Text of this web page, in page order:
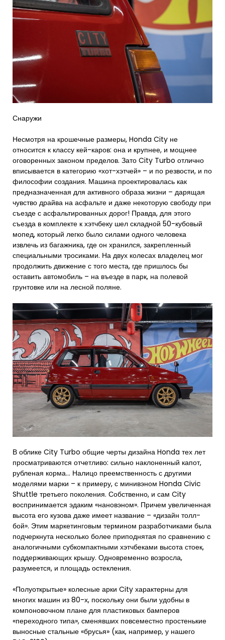
Снаружи
Несмотря на крошечные размеры, Honda City не
относится к классу кей-каров: она и крупнее, и мощнее
оговоренных законом пределов. Зато City Turbo отлично
вписывается в категорию «хот-хэтчей» – и по резвости, и по
философии создания. Машина проектировалась как
предназначенная для активного образа жизни – дарящая
чувство драйва на асфальте и даже некоторую свободу при
съезде с асфальтированных дорог! Правда, для этого
съезда в комплекте к хэтчбеку шел складной 50-кубовый
мопед, который легко было силами одного человека
извлечь из багажника, где он хранился, закрепленный
специальными тросиками. На двух колесах владелец мог
продолжить движение с того места, где пришлось бы
оставить автомобиль – на въезде в парк, на полевой
грунтовке или на лесной поляне.
В облике City Turbo общие черты дизайна Honda тех лет
просматриваются отчетливо: сильно наклоненный капот,
рубленая корма… Налицо преемственность с другими
моделями марки – к примеру, с минивэном Honda Civic
Shuttle третьего поколения. Собственно, и сам City
воспринимается эдаким «нановэном». Причем увеличенная
высота его кузова даже имеет название – «дизайн толл-
бой». Этим маркетинговым термином разработчиками была
подчеркнута несколько более приподнятая по сравнению с
аналогичными субкомпактными хэтчбеками высота стоек,
поддерживающих крышу. Одновременно возросла,
разумеется, и площадь остекления.
«Полуоткрытые» колесные арки City характерны для
многих машин из 80-х, поскольку они были удобны в
компоновочном плане для пластиковых бамперов
«переходного типа», сменявших повсеместно простенькие
выносные стальные «брусья» (как, например, у нашего